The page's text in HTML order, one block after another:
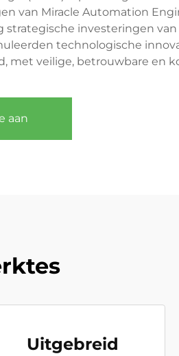
van Miracle Automation
investeringen
technologische
met veilige, betrouwbare en
aan
Uitgebreid